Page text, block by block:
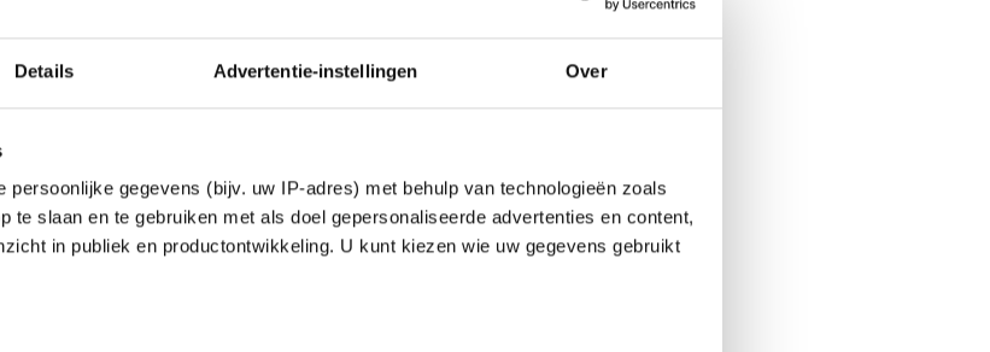
Details Advertentie-instellingen Over
persoonlijke gegevens (bijv. uw IP-adres) met behulp van technologieën zoals
te slaan en te gebruiken met als doel gepersonaliseerde advertenties en content,
in publiek en productontwikkeling. U kunt kiezen wie uw gegevens gebruikt
het Bezoekerscentrum is er een markt met allerlei regionale
Natuurmonumenten is geopend. Daarnaast is er een
geroosterd kunnen worden, kunnen kinderen deelnemen
gidsen verhalen van het eiland. Alle informatie is te
uur tot 16:00 uur.
Overflakkee: